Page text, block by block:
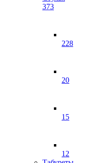
373
228
20
15
12